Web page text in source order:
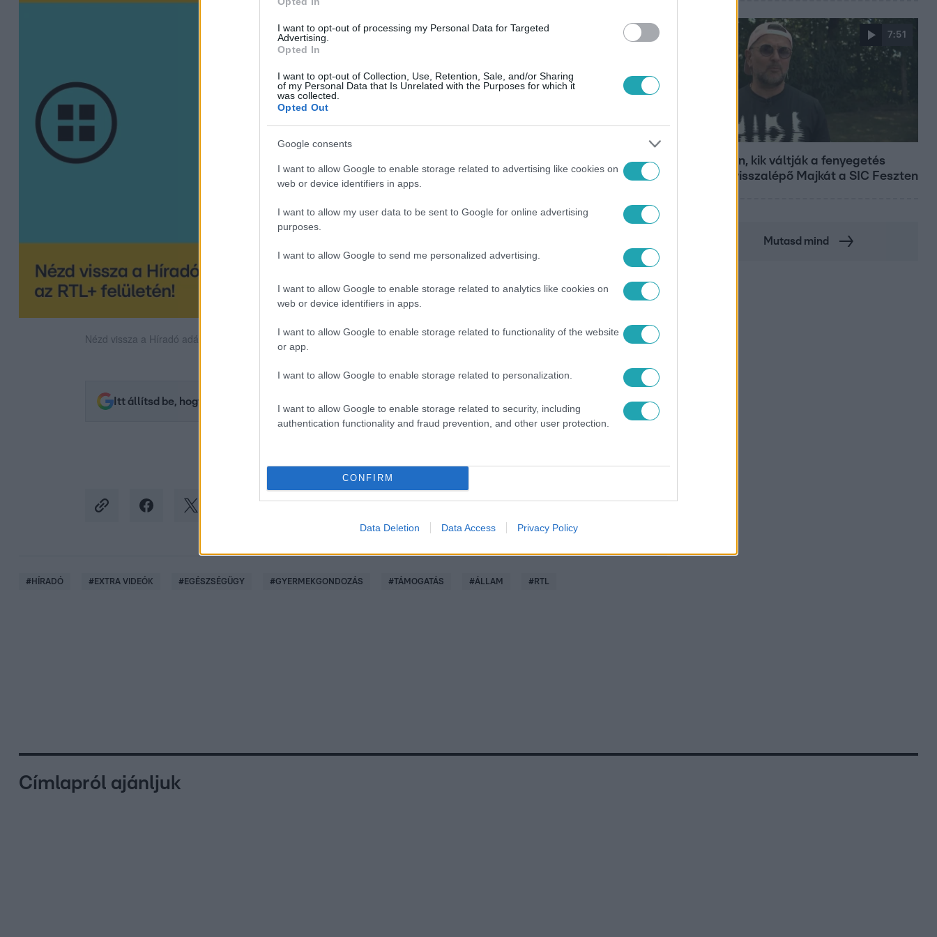
I want to opt-out of processing my Personal Data for Targeted
Advertising.
Opted In
I want to opt-out of Collection, Use, Retention, Sale, and/or Sharing
of my Personal Data that Is Unrelated with the Purposes for which it
was collected.
Opted Out
Google consents
I want to allow Google to enable storage related to advertising like cookies on
web or device identifiers in apps.
I want to allow my user data to be sent to Google for online advertising
purposes.
I want to allow Google to send me personalized advertising.
I want to allow Google to enable storage related to analytics like cookies on
web or device identifiers in apps.
I want to allow Google to enable storage related to functionality of the website
or app.
I want to allow Google to enable storage related to personalization.
I want to allow Google to enable storage related to security, including
authentication functionality and fraud prevention, and other user protection.
CONFIRM
Data Deletion Data Access Privacy Policy
Nézd vissza a Híradó adásait az RTL+ felületén!
Itt állítsd be, hogy az RTL.hu az elsők között legyen a Google-találatokban!
#HÍRADÓ #EXTRA VIDEÓK #EGÉSZSÉGÜGY #GYERMEKGONDOZÁS #TÁMOGATÁS #ÁLLAM #RTL
7:51
Megvan, kik váltják a fenyegetés
miatt visszalépő Majkát a SIC Feszten
Mutasd mind
Címlapról ajánljuk